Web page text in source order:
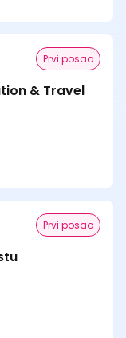
Prvi posao
& Travel
Prvi posao